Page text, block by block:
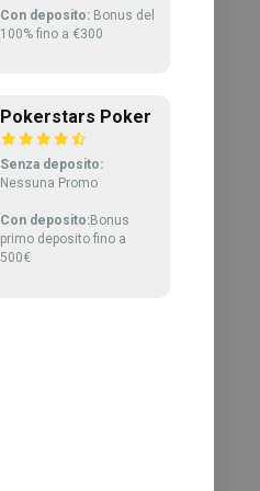
Con deposito: Bonus del
100% fino a €300
Pokerstars Poker
Senza deposito:
Nessuna Promo
Con deposito:Bonus
primo deposito fino a
500€